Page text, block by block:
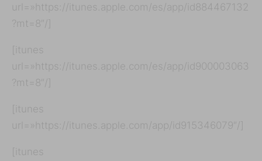
url=»https://itunes.apple.com/es/app/id884467132
?mt=8″/]
[itunes
url=»https://itunes.apple.com/es/app/id900003063
?mt=8″/]
[itunes
url=»https://itunes.apple.com/app/id915346079″/]
[itunes